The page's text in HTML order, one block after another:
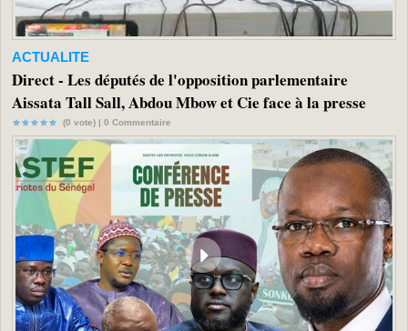
ACTUALITE
Direct - Les députés de l'opposition parlementaire
Aissata Tall Sall, Abdou Mbow et Cie face à la presse
(0 vote) | 0 Commentaire